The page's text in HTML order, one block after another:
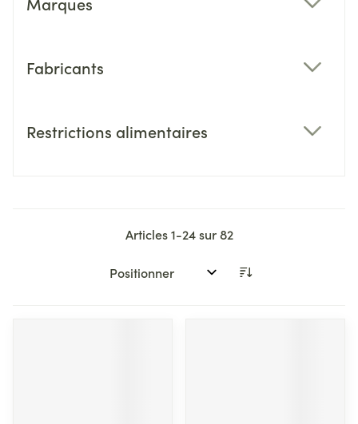
Fabricants
Restrictions alimentaires
Articles1-24sur82
Trier par: